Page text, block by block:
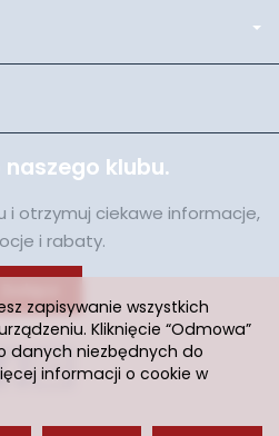
naszego klubu.
i otrzymuj ciekawe informacje,
i rabaty.
zapisywanie wszystkich
Kliknięcie “Odmowa”
danych niezbędnych do
informacji o cookie w